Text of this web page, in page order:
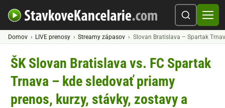
Domov LIVE prenosy Streamy zápasov Slovan Bratislava – Spartak
ŠK Slovan Bratislava vs. FC Spartak
Trnava – kde sledovať priamy
prenos, kurzy, stávky, zostavy a